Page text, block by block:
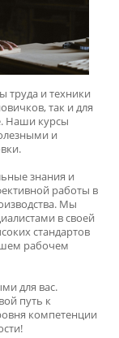
труда и техники
так и для
Наши курсы
и
знания и
работы в
Мы
в своей
стандартов
рабочем
для вас.
путь к
компетенции